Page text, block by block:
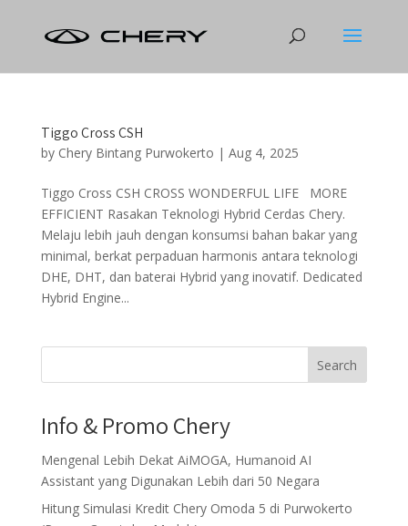
Tiggo Cross CSH
by Chery Bintang Purwokerto | Aug 4, 2025
Tiggo Cross CSH CROSS WONDERFUL LIFE MORE
EFFICIENT Rasakan Teknologi Hybrid Cerdas Chery.
Melaju lebih jauh dengan konsumsi bahan bakar yang
minimal, berkat perpaduan harmonis antara teknologi
DHE, DHT, dan baterai Hybrid yang inovatif. Dedicated
Hybrid Engine...
Search
Info & Promo Chery
Mengenal Lebih Dekat AiMOGA, Humanoid AI
Assistant yang Digunakan Lebih dari 50 Negara
Hitung Simulasi Kredit Chery Omoda 5 di Purwokerto